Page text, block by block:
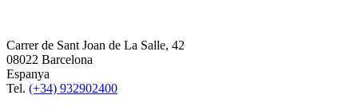
Carrer de Sant Joan de La Salle, 42
08022 Barcelona
Espanya
Tel. (+34) 932902400